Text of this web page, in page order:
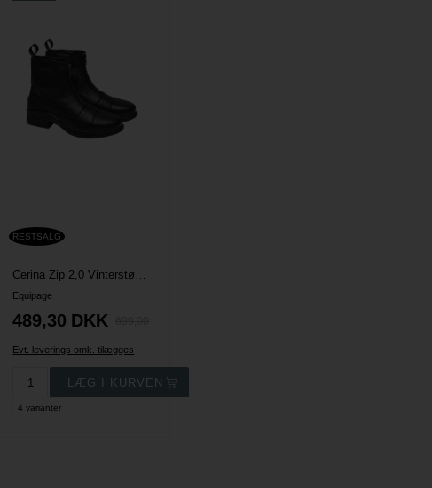
RESTSALG
Cerina Zip 2,0 Vinterstøvler m. Lynlås
Equipage
489,30 DKK
Evt. leverings omk. tilægges
4 varianter